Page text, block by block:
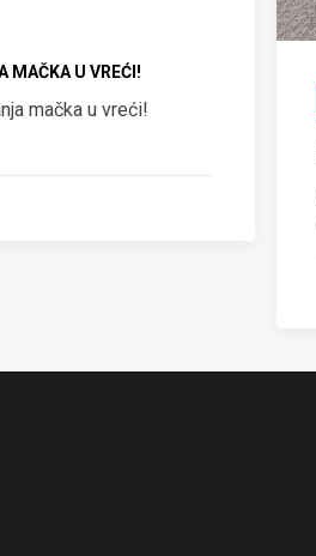
MAČKA U VREĆI!
mačka u vreći!